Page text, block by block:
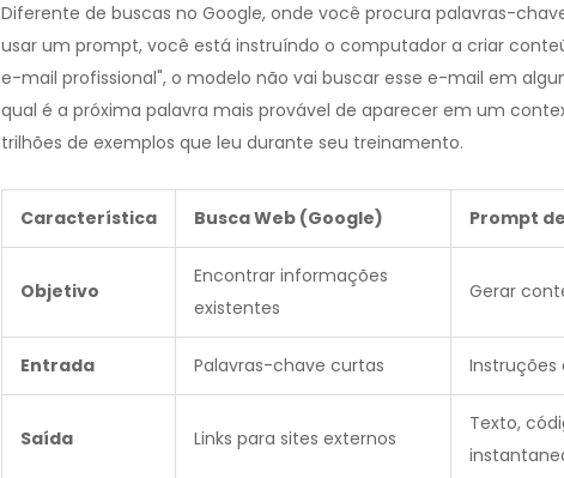
Diferente de buscas no Google, onde você procura palavras-
usar um prompt, você está instruíndo o computador a criar
e-mail profissional", o modelo não vai buscar esse e-mail em
qual é a próxima palavra mais provável de aparecer em um
trilhões de exemplos que leu durante seu treinamento.
Característica Busca Web (Google) Prompt
Objetivo
Encontrar informações
existentes
Gerar
Entrada Palavras-chave curtas Instruções
Saída Links para sites externos
Texto,